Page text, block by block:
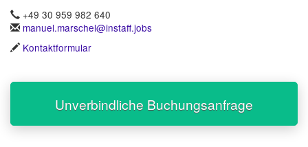
+49 30 959 982 640
manuel.marschel@instaff.jobs
Kontaktformular
Unverbindliche Buchungsanfrage